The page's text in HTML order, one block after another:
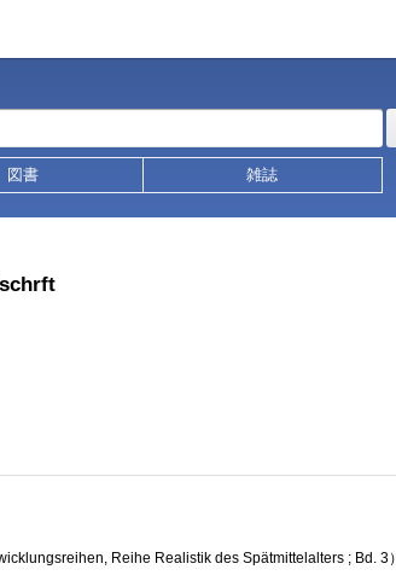
図書 雑誌
Reihe Realistik des Spätmittelalters ; Bd. 3）